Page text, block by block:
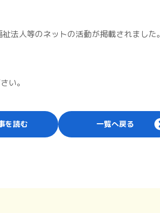
法人等のネットの活動が掲載されました。
い。
を読む 一覧へ戻る